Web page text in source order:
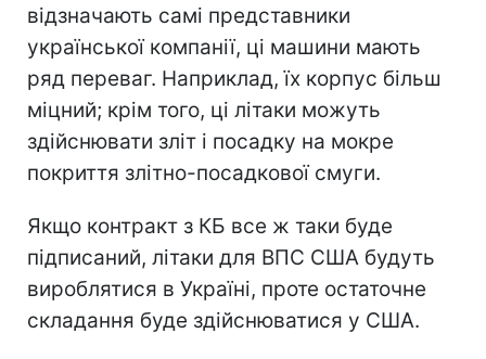
відзначають самі представники
української компанії, ці машини мають
ряд переваг. Наприклад, їх корпус більш
міцний; крім того, ці літаки можуть
здійснювати зліт і посадку на мокре
покриття злітно-посадкової смуги.
Якщо контракт з КБ все ж таки буде
підписаний, літаки для ВПС США будуть
вироблятися в Україні, проте остаточне
складання буде здійснюватися у США.